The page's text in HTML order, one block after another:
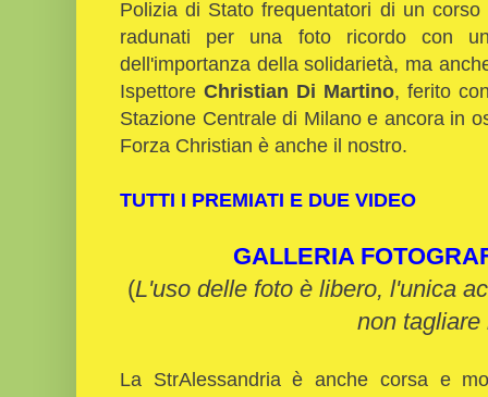
Polizia di Stato frequentatori di un
radunati per una foto ricordo con
dell'importanza della solidarietà, ma
Ispettore Christian Di Martino, ferito
Stazione Centrale di Milano e ancora in
Forza Christian è anche il nostro.
TUTTI I PREMIATI E DUE VIDEO
GALLERIA
(L'uso delle foto è libero, l'unica
non tagliare
La StrAlessandria è anche corsa e